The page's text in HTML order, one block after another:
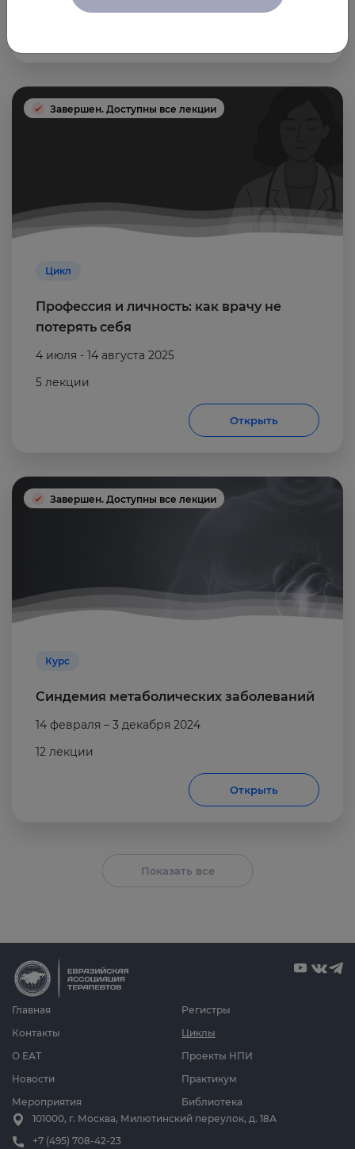
Цикл
Профессия и личность: как врачу не
потерять себя
4 июля - 14 августа 2025
5 лекции
Открыть
Завершен. Доступны все лекции
Курс
Синдемия метаболических заболеваний
14 февраля – 3 декабря 2024
12 лекции
Открыть
Завершен. Доступны все лекции
Показать все
Главная
О ЕАТ
Новости
Мероприятия
Циклы
Проекты НПИ
Практикум
Библиотека
Регистры
Контакты
101000, г. Москва, Милютинский переулок, д. 18А
+7 (495) 708-42-23